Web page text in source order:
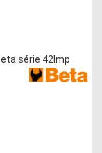
série 42lmp